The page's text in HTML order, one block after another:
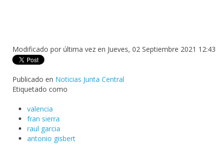
Modificado por última vez en Jueves, 02 Septiembre 2021 12:43
Publicado en Noticias Junta Central
Etiquetado como
valencia
fran sierra
raul garcia
antonio gisbert